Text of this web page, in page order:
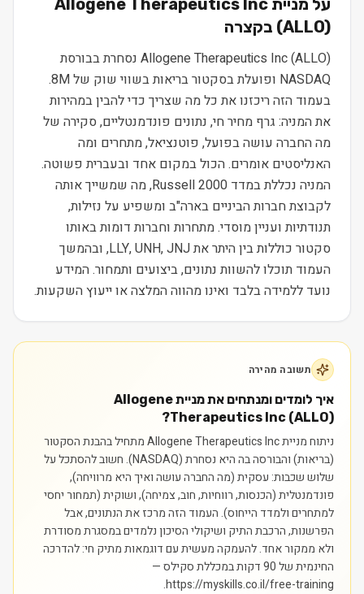
על מניית Allogene Therapeutics Inc
(ALLO) בקצרה
Allogene Therapeutics Inc (ALLO) נסחרת בבורסת
NASDAQ ופועלת בסקטור בריאות בשווי שוק של 8M.
בעמוד הזה ריכזנו את כל מה שצריך כדי להבין במהירות
את המניה: גרף מחיר חי, נתונים פונדמנטליים, סקירה של
מה החברה עושה בפועל, פוטנציאל, מתחרים ומה
האנליסטים אומרים. הכול במקום אחד ובעברית פשוטה.
המניה נכללת במדד Russell 2000, מה שמשייך אותה
לקבוצת חברות הביניים בארה"ב ומשפיע על נזילות,
תנודתיות ועניין מוסדי. מתחרות וחברות דומות באותו
סקטור כוללות בין היתר את LLY, UNH, JNJ, ובהמשך
העמוד תוכלו להשוות נתונים, ביצועים ותמחור. המידע
נועד ללמידה בלבד ואינו מהווה המלצה או ייעוץ השקעות.
תשובה מהירה
איך לומדים ומנתחים את מניית Allogene
Therapeutics Inc (ALLO)?
ניתוח מניית Allogene Therapeutics Inc מתחיל בהבנת הסקטור
(בריאות) והבורסה בה היא נסחרת (NASDAQ). חשוב להסתכל על
שלוש שכבות: עסקית (מה החברה עושה ואיך היא מרוויחה),
פונדמנטלית (הכנסות, רווחיות, חוב, צמיחה), ושוקית (תמחור יחסי
למתחרים ולמדד הייחוס). העמוד הזה מרכז את הנתונים, אבל
הפרשנות, הרכבת התיק ושיקולי הסיכון נלמדים במסגרת מסודרת
ולא ממקור אחד.להעמקה מעשית עם דוגמאות מתיק חי: להדרכה
החינמית של 90 דקות במכללת סקילס —
https://myskills.co.il/free-training.